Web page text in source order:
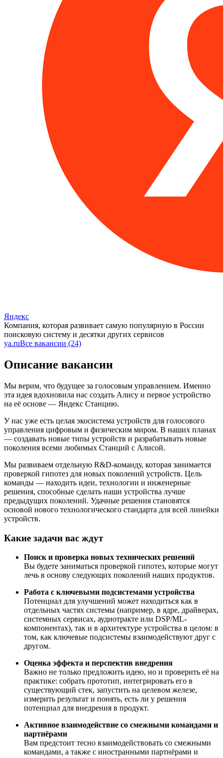
Яндекс
Компания, которая развивает самую популярную в России
поисковую систему и десятки других сервисов
ya.ruВсе вакансии (24)
Описание вакансии
Мы верим, что будущее за голосовым управлением. Именно
эта идея вдохновила нас создать Алису и первое устройство
на её основе — Яндекс Станцию.
У нас уже есть целая экосистема устройств для голосового
управления цифровым и физическим миром. В наших планах
— создавать новые типы устройств и разрабатывать новые
поколения всеми любимых Станций с Алисой.
Мы развиваем отдельную R&D-команду, которая занимается
проверкой гипотез для новых поколений устройств. Цель
команды — находить идеи, технологии и инженерные
решения, способные сделать наши устройства лучше
предыдущих поколений. Удачные решения становятся
основой нового технологического стандарта для всей линейки
устройств.
Какие задачи вас ждут
Поиск и проверка новых технических решений
Вы будете заниматься проверкой гипотез, которые могут
лечь в основу следующих поколений наших продуктов.
Работа с ключевыми подсистемами устройства
Потенциал для улучшений может находиться как в
отдельных частях системы (например, в ядре, драйверах,
системных сервисах, аудиотракте или DSP/ML-
компонентах), так и в архитектуре устройства в целом: в
том, как ключевые подсистемы взаимодействуют друг с
другом.
Оценка эффекта и перспектив внедрения
Важно не только предложить идею, но и проверить её на
практике: собрать прототип, интегрировать его в
существующий стек, запустить на целевом железе,
измерить результат и понять, есть ли у решения
потенциал для внедрения в продукт.
Активное взаимодействие со смежными командами и
партнёрами
Вам предстоит тесно взаимодействовать со смежными
командами, а также с иностранными партнёрами и